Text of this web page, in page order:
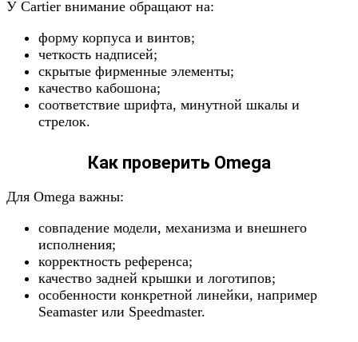
У Cartier внимание обращают на:
форму корпуса и винтов;
четкость надписей;
скрытые фирменные элементы;
качество кабошона;
соответствие шрифта, минутной шкалы и
стрелок.
Как проверить Omega
Для Omega важны:
совпадение модели, механизма и внешнего
исполнения;
корректность референса;
качество задней крышки и логотипов;
особенности конкретной линейки, например
Seamaster или Speedmaster.